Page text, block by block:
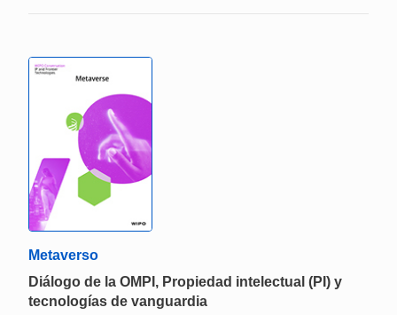
Metaverso
Diálogo de la OMPI, Propiedad intelectual (PI) y
tecnologías de vanguardia